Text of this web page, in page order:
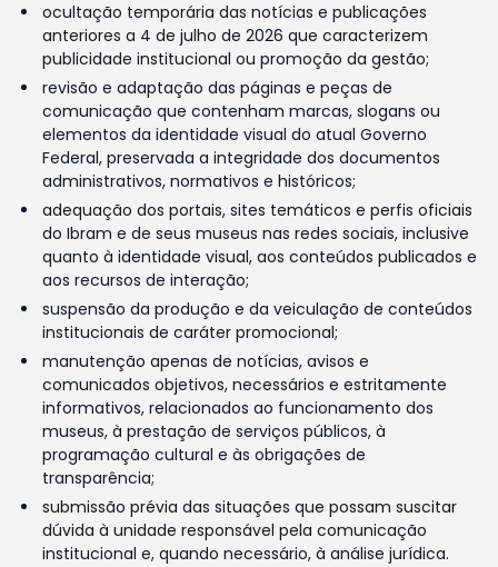
ocultação temporária das notícias e publicações
anteriores a 4 de julho de 2026 que caracterizem
publicidade institucional ou promoção da gestão;
revisão e adaptação das páginas e peças de
comunicação que contenham marcas, slogans ou
elementos da identidade visual do atual Governo
Federal, preservada a integridade dos documentos
administrativos, normativos e históricos;
adequação dos portais, sites temáticos e perfis oficiais
do Ibram e de seus museus nas redes sociais, inclusive
quanto à identidade visual, aos conteúdos publicados e
aos recursos de interação;
suspensão da produção e da veiculação de conteúdos
institucionais de caráter promocional;
manutenção apenas de notícias, avisos e
comunicados objetivos, necessários e estritamente
informativos, relacionados ao funcionamento dos
museus, à prestação de serviços públicos, à
programação cultural e às obrigações de
transparência;
submissão prévia das situações que possam suscitar
dúvida à unidade responsável pela comunicação
institucional e, quando necessário, à análise jurídica.